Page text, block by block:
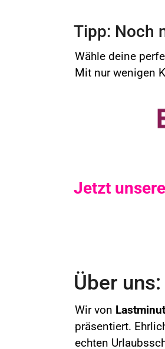
Tipp: Noch
Wähle deine
Mit nur wenigen
Jetzt
Über
Wir von
präsentiert.
echten